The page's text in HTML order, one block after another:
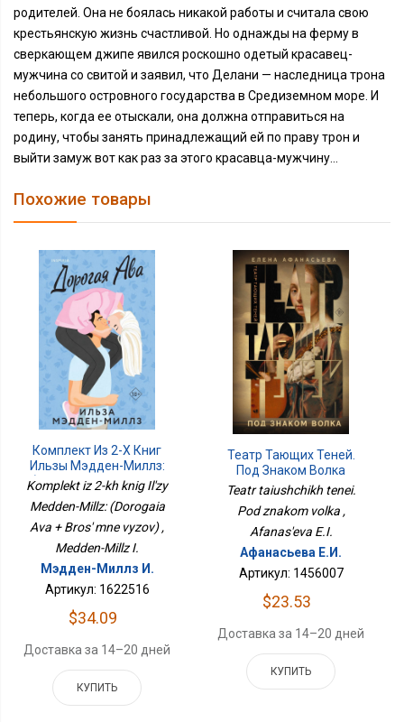
родителей. Она не боялась никакой работы и считала свою
крестьянскую жизнь счастливой. Но однажды на ферму в
сверкающем джипе явился роскошно одетый красавец-
мужчина со свитой и заявил, что Делани — наследница трона
небольшого островного государства в Средиземном море. И
теперь, когда ее отыскали, она должна отправиться на
родину, чтобы занять принадлежащий ей по праву трон и
выйти замуж вот как раз за этого красавца-мужчину…
Похожие товары
Комплект Из 2-Х Книг
Ильзы Мэдден-Миллз:
(Дорогая Ава + Брось
Komplekt iz 2-kh knig Il'zy
Medden-Millz: (Dorogaia
Ava + Bros' mne vyzov) ,
Medden-Millz I.
Мэдден-Миллз И.
Артикул: 1622516
$34.09
Доставка за 14–20 дней
КУПИТЬ
Театр Тающих Теней.
Под Знаком Волка
Teatr taiushchikh tenei.
Pod znakom volka ,
Afanas'eva E.I.
Афанасьева Е.И.
Артикул: 1456007
$23.53
Доставка за 14–20 дней
КУПИТЬ